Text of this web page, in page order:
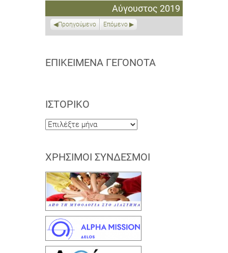
Αύγουστος 2019
Αυγούστου
Αυγούστου
Αυγούστου
2019
Αυγούστου
2019
Αυγούστου
2019
Αυγούστου
20192019
Προηγούμενο Επόμενο
ΕΠΙΚΕΊΜΕΝΑ ΓΕΓΟΝΌΤΑ
ΙΣΤΟΡΙΚΌ
Ιστορικό
ΧΡΉΣΙΜΟΙ ΣΎΝΔΕΣΜΟΙ